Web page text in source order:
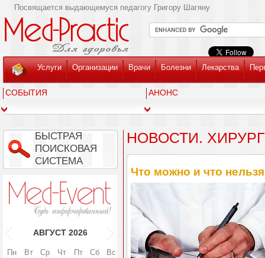
Посвящается выдающемуся педагогу Григору Шагяну
Услуги Организации Врачи Болезни Лекарства
СОБЫТИЯ АНОНС
БЫСТРАЯ
ПОИСКОВАЯ
СИСТЕМА
АВГУСТ 2026
Пн Вт Ср Чт Пт Сб
Вс
НОВОСТИ.
Что можно и что